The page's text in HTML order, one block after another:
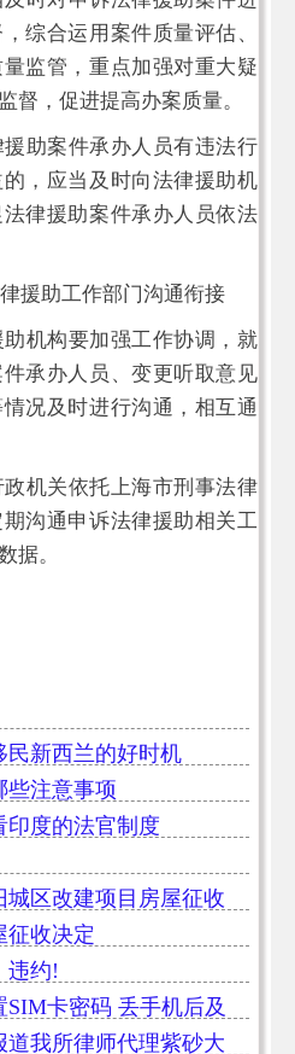
综合运用案件质量评估、
监管，重点加强对重大疑
督，促进提高办案质量。
助案件承办人员有违法行
，应当及时向法律援助机
律援助案件承办人员依法
援助工作部门沟通衔接
机构要加强工作协调，就
承办人员、变更听取意见
况及时进行沟通，相互通
机关依托上海市刑事法律
沟通申诉法律援助相关工
据。
民新西兰的好时机
些注意事项
印度的法官制度
城区改建项目房屋征收
征收决定
违约!
卡密码 丢手机后及
道我所律师代理紫砂大